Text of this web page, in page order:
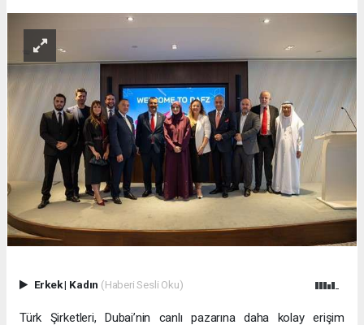
Erkek| Kadın (Haberi Sesli Oku)
Türk Şirketleri, Dubai’nin canlı pazarına daha kolay erişim